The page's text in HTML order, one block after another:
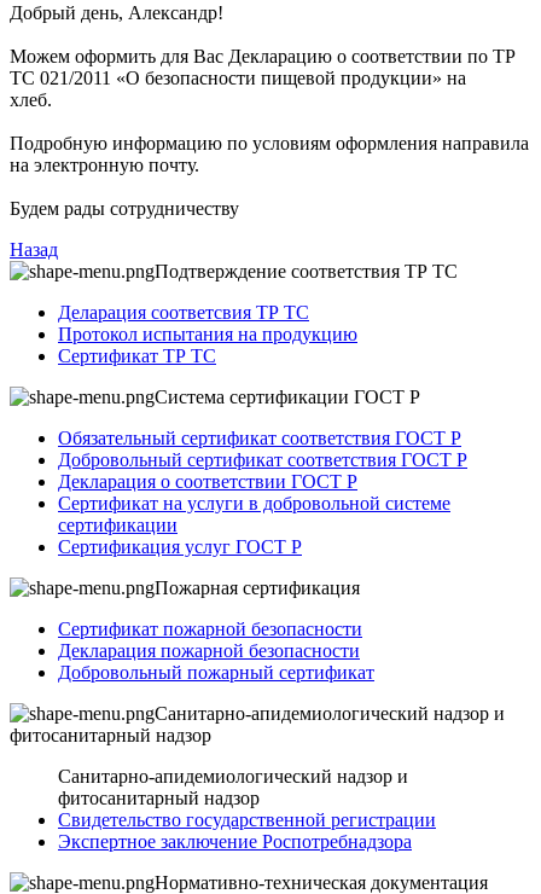
Добрый день, Александр!
Можем оформить для Вас Декларацию о соответствии по ТР
ТС 021/2011 «О безопасности пищевой продукции» на
хлеб.
Подробную информацию по условиям оформления направила
на электронную почту.
Будем рады сотрудничеству
Назад
Подтверждение соответствия ТР ТС
Деларация соответсвия ТР ТС
Протокол испытания на продукцию
Сертификат ТР ТС
Система сертификации ГОСТ Р
Обязательный сертификат соответствия ГОСТ Р
Добровольный сертификат соответствия ГОСТ Р
Декларация о соответствии ГОСТ Р
Сертификат на услуги в добровольной системе
сертификации
Сертификация услуг ГОСТ Р
Пожарная сертификация
Сертификат пожарной безопасности
Декларация пожарной безопасности
Добровольный пожарный сертификат
Санитарно-апидемиологический надзор и
фитосанитарный надзор
Санитарно-апидемиологический надзор и
фитосанитарный надзор
Свидетельство государственной регистрации
Экспертное заключение Роспотребнадзора
Нормативно-техническая документация